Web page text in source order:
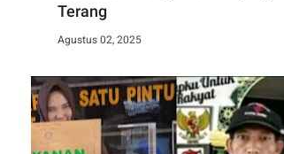
Terang
Agustus 02, 2025